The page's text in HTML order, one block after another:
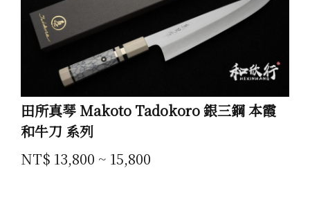
田所真琴 Makoto Tadokoro 銀三鋼 本霞
和牛刀 系列
NT$ 13,800 ~ 15,800